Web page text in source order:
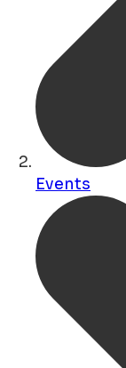
Events